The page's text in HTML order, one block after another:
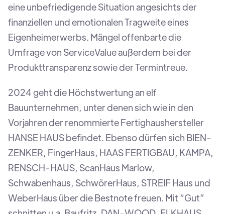
eine unbefriedigende Situation angesichts der
finanziellen und emotionalen Tragweite eines
Eigenheimerwerbs. Mängel offenbarte die
Umfrage von ServiceValue außerdem bei der
Produkttransparenz sowie der Termintreue.
2024 geht die Höchstwertung an elf
Bauunternehmen, unter denen sich wie in den
Vorjahren der renommierte Fertighaushersteller
HANSE HAUS befindet. Ebenso dürfen sich BIEN-
ZENKER, FingerHaus, HAAS FERTIGBAU, KAMPA,
RENSCH-HAUS, ScanHaus Marlow,
Schwabenhaus, SchwörerHaus, STREIF Haus und
WeberHaus über die Bestnote freuen. Mit “Gut”